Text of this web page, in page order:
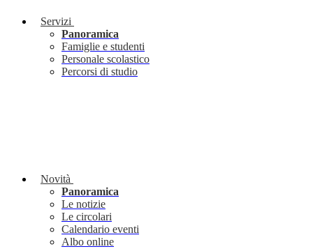
Servizi
Panoramica
Famiglie e studenti
Personale scolastico
Percorsi di studio
Novità
Panoramica
Le notizie
Le circolari
Calendario eventi
Albo online